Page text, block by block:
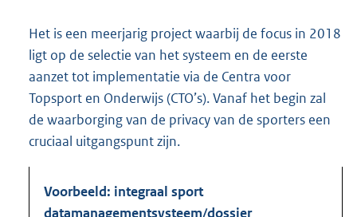
Het is een meerjarig project waarbij de focus in 2018
ligt op de selectie van het systeem en de eerste
aanzet tot implementatie via de Centra voor
Topsport en Onderwijs (CTO’s). Vanaf het begin zal
de waarborging van de privacy van de sporters een
cruciaal uitgangspunt zijn.
Voorbeeld: integraal sport
datamanagementsysteem/dossier